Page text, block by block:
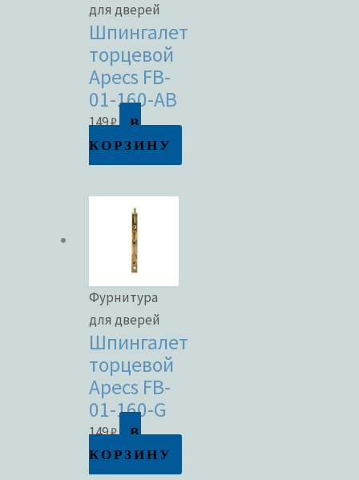
для дверей
Шпингалет
торцевой
Apecs FB-
01-160-AB
149₽
В
КОРЗИНУ
Фурнитура
для дверей
Шпингалет
торцевой
Apecs FB-
01-160-G
149₽
В
КОРЗИНУ